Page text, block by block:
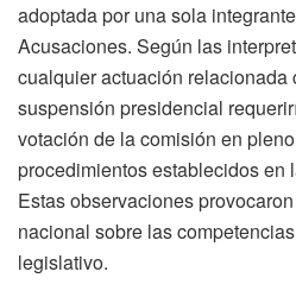
adoptada por una sola
Acusaciones. Según las
cualquier actuación relacionada
suspensión presidencial
votación de la comisión en
procedimientos establecidos en
Estas observaciones
nacional sobre las
legislativo.